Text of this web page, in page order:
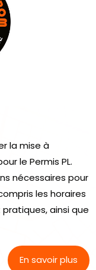
la mise à
le Permis PL.
nécessaires pour
les horaires
ainsi que
En savoir plus